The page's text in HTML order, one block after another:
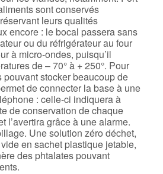
sont conservés
leurs qualités
encore : le bocal passera sans
ou du réfrigérateur au four
à micro-ondes, puisqu’il
de – 70° à + 250°. Pour
stocker beaucoup de
de connecter la base à une
: celle-ci indiquera à
de conservation de chaque
l’avertira grâce à une alarme.
Une solution zéro déchet,
en sachet plastique jetable,
des phtalates pouvant